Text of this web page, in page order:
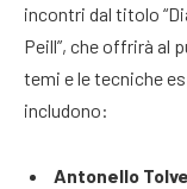
incontri dal titolo
Peill”, che offrirà al
temi e le tecniche
includono:
Antonello